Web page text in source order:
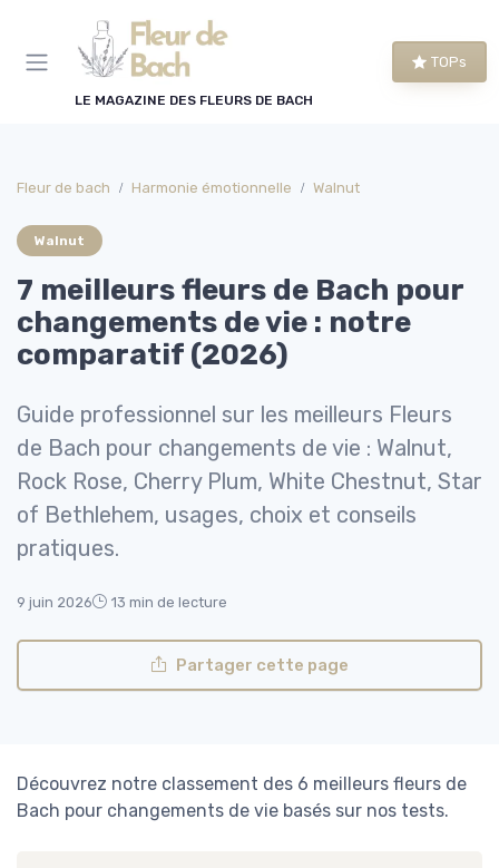
LE MAGAZINE DES FLEURS DE BACH
TOPs
Fleur de bach Harmonie émotionnelle Walnut
Walnut
7 meilleurs fleurs de Bach pour
changements de vie : notre
comparatif (2026)
Guide professionnel sur les meilleurs Fleurs
de Bach pour changements de vie : Walnut,
Rock Rose, Cherry Plum, White Chestnut, Star
of Bethlehem, usages, choix et conseils
pratiques.
9 juin 2026 13 min de lecture
Partager cette page
Découvrez notre classement des 6 meilleurs fleurs de
Bach pour changements de vie basés sur nos tests.